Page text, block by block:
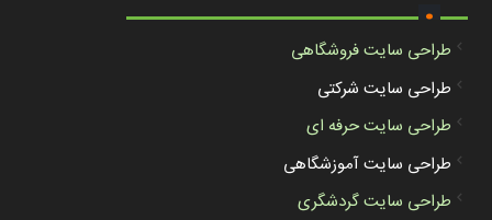
طراحی سایت فروشگاهی
طراحی سایت شرکتی
طراحی سایت حرفه ای
طراحی سایت آموزشگاهی
طراحی سایت گردشگری